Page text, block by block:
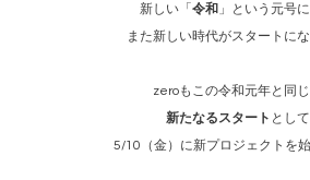
新しい「 令和 」という元号に
また新しい時代がスタートにな
zeroもこの令和元年と同じ
新たなるスタート として
5/10（金）に新プロジェクトを始